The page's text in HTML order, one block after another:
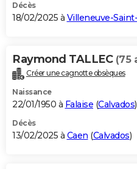
Décès
18/02/2025 à Villeneuve-
Raymond TALLEC (75
Créer une cagnotte obsèques
Naissance
22/01/1950 à Falaise (Calvados)
Décès
13/02/2025 à Caen (Calvados)